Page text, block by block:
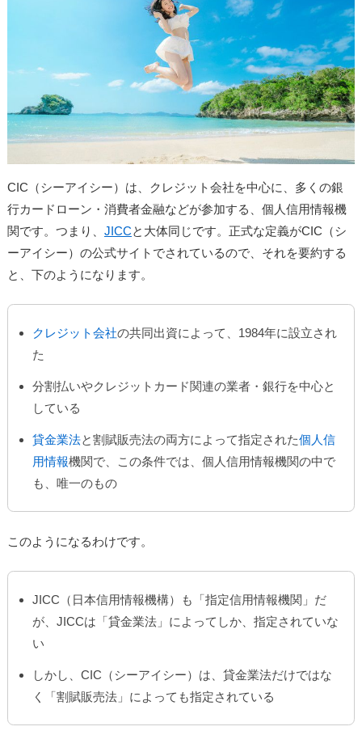
CIC（シーアイシー）は、クレジット会社を中心に、多くの銀
行カードローン・消費者金融などが参加する、個人信用情報機
関です。つまり、JICCと大体同じです。正式な定義がCIC（シ
ーアイシー）の公式サイトでされているので、それを要約する
と、下のようになります。
クレジット会社の共同出資によって、1984年に設立され
た
分割払いやクレジットカード関連の業者・銀行を中心と
している
貸金業法と割賦販売法の両方によって指定された個人信
用情報機関で、この条件では、個人信用情報機関の中で
も、唯一のもの
このようになるわけです。
JICC（日本信用情報機構）も「指定信用情報機関」だ
が、JICCは「貸金業法」によってしか、指定されていな
い
しかし、CIC（シーアイシー）は、貸金業法だけではな
く「割賦販売法」によっても指定されている